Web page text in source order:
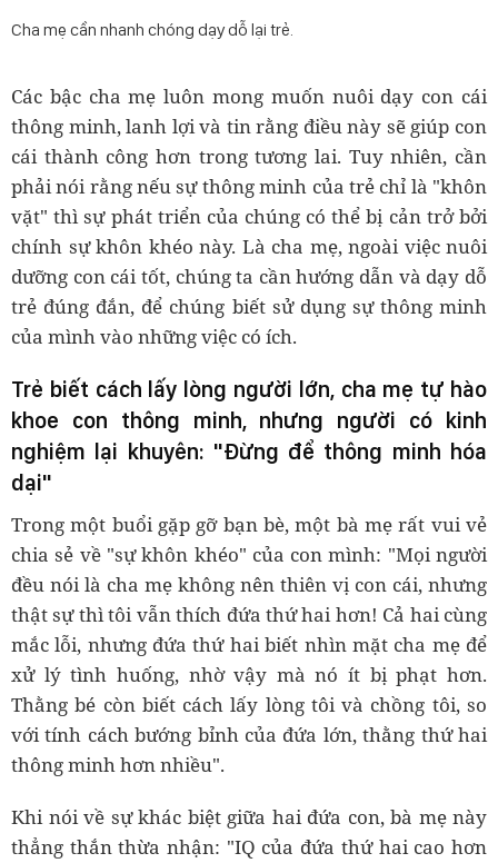
Cha mẹ cần nhanh chóng dạy dỗ lại trẻ.
Các bậc cha mẹ luôn mong muốn nuôi dạy con cái
thông minh, lanh lợi và tin rằng điều này sẽ giúp con
cái thành công hơn trong tương lai. Tuy nhiên, cần
phải nói rằng nếu sự thông minh của trẻ chỉ là "khôn
vặt" thì sự phát triển của chúng có thể bị cản trở bởi
chính sự khôn khéo này. Là cha mẹ, ngoài việc nuôi
dưỡng con cái tốt, chúng ta cần hướng dẫn và dạy dỗ
trẻ đúng đắn, để chúng biết sử dụng sự thông minh
của mình vào những việc có ích.
Trẻ biết cách lấy lòng người lớn, cha mẹ tự hào
khoe con thông minh, nhưng người có kinh
nghiệm lại khuyên: "Đừng để thông minh hóa
dại"
Trong một buổi gặp gỡ bạn bè, một bà mẹ rất vui vẻ
chia sẻ về "sự khôn khéo" của con mình: "Mọi người
đều nói là cha mẹ không nên thiên vị con cái, nhưng
thật sự thì tôi vẫn thích đứa thứ hai hơn! Cả hai cùng
mắc lỗi, nhưng đứa thứ hai biết nhìn mặt cha mẹ để
xử lý tình huống, nhờ vậy mà nó ít bị phạt hơn.
Thằng bé còn biết cách lấy lòng tôi và chồng tôi, so
với tính cách bướng bỉnh của đứa lớn, thằng thứ hai
thông minh hơn nhiều".
Khi nói về sự khác biệt giữa hai đứa con, bà mẹ này
thẳng thắn thừa nhận: "IQ của đứa thứ hai cao hơn